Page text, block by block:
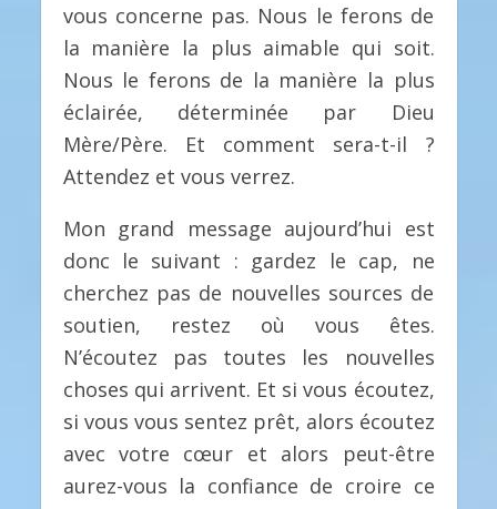
vous concerne pas. Nous le ferons de
la manière la plus aimable qui soit.
Nous le ferons de la manière la plus
éclairée, déterminée par Dieu
Mère/Père. Et comment sera-t-il ?
Attendez et vous verrez.
Mon grand message aujourd’hui est
donc le suivant : gardez le cap, ne
cherchez pas de nouvelles sources de
soutien, restez où vous êtes.
N’écoutez pas toutes les nouvelles
choses qui arrivent. Et si vous écoutez,
si vous vous sentez prêt, alors écoutez
avec votre cœur et alors peut-être
aurez-vous la confiance de croire ce